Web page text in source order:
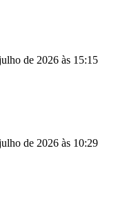
de 2026 às 15:15
de 2026 às 10:29